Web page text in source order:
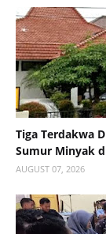
Tiga Terdakwa
Sumur Minyak
AUGUST 07, 2026